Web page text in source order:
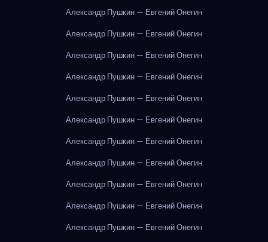
Александр Пушкин — Евгений Онегин
Александр Пушкин — Евгений Онегин
Александр Пушкин — Евгений Онегин
Александр Пушкин — Евгений Онегин
Александр Пушкин — Евгений Онегин
Александр Пушкин — Евгений Онегин
Александр Пушкин — Евгений Онегин
Александр Пушкин — Евгений Онегин
Александр Пушкин — Евгений Онегин
Александр Пушкин — Евгений Онегин
Александр Пушкин — Евгений Онегин